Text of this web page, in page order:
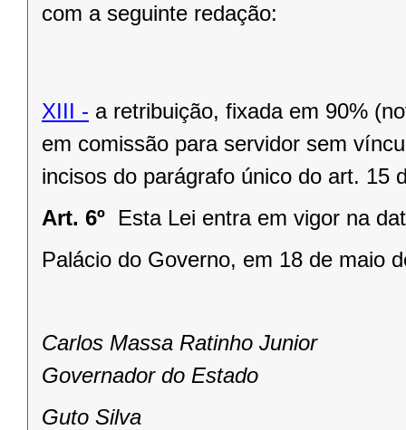
com a seguinte redação:
XIII - a retribuição, fixada em 90%
em comissão para servidor sem
incisos do parágrafo único do art. 15
Art. 6º Esta Lei entra em vigor na
Palácio do Governo, em 18 de maio
Carlos Massa Ratinho Junior
Governador do Estado
Guto Silva